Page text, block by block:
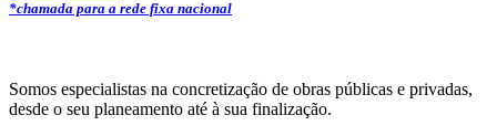
*chamada para a rede fixa nacional
Somos especialistas na concretização de obras públicas e privadas,
desde o seu planeamento até à sua finalização.